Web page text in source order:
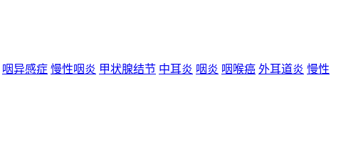
咽异感症 慢性咽炎 甲状腺结节 中耳炎 咽炎 咽喉癌 外耳道炎 慢性